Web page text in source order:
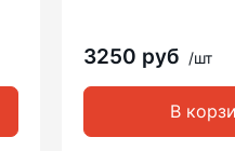
3250 руб /шт
В